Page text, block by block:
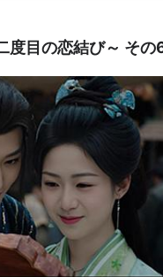
度目の恋結び～ その